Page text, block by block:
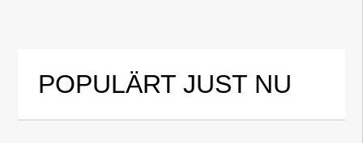
POPULÄRT JUST NU